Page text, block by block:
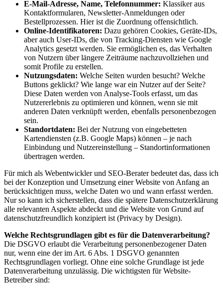
E-Mail-Adresse, Name, Telefonnummer: Klassiker aus
Kontaktformularen, Newsletter-Anmeldungen oder
Bestellprozessen. Hier ist die Zuordnung offensichtlich.
Online-Identifikatoren: Dazu gehören Cookies, Geräte-IDs,
aber auch User-IDs, die von Tracking-Diensten wie Google
Analytics gesetzt werden. Sie ermöglichen es, das Verhalten
von Nutzern über längere Zeiträume nachzuvollziehen und
somit Profile zu erstellen.
Nutzungsdaten: Welche Seiten wurden besucht? Welche
Buttons geklickt? Wie lange war ein Nutzer auf der Seite?
Diese Daten werden von Analyse-Tools erfasst, um das
Nutzererlebnis zu optimieren und können, wenn sie mit
anderen Daten verknüpft werden, ebenfalls personenbezogen
sein.
Standortdaten: Bei der Nutzung von eingebetteten
Kartendiensten (z.B. Google Maps) können – je nach
Einbindung und Nutzereinstellung – Standortinformationen
übertragen werden.
Für mich als Webentwickler und SEO-Berater bedeutet das, dass ich
bei der Konzeption und Umsetzung einer Website von Anfang an
berücksichtigen muss, welche Daten wo und wann erfasst werden.
Nur so kann ich sicherstellen, dass die spätere Datenschutzerklärung
alle relevanten Aspekte abdeckt und die Website von Grund auf
datenschutzfreundlich konzipiert ist (Privacy by Design).
Welche Rechtsgrundlagen gibt es für die Datenverarbeitung?
Die DSGVO erlaubt die Verarbeitung personenbezogener Daten
nur, wenn eine der im Art. 6 Abs. 1 DSGVO genannten
Rechtsgrundlagen vorliegt. Ohne eine solche Grundlage ist jede
Datenverarbeitung unzulässig. Die wichtigsten für Website-
Betreiber sind: